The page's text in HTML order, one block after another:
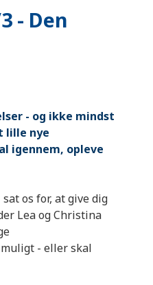
- Den
- og ikke mindst
lille nye
igennem, opleve
os for, at give dig
Lea og Christina
- eller skal